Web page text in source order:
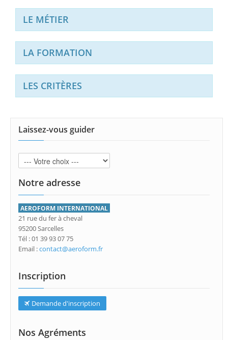
LE MÉTIER
LA FORMATION
LES CRITÈRES
Laissez-vous guider
Notre adresse
AEROFORM INTERNATIONAL
21 rue du fer à cheval
95200 Sarcelles
Tél : 01 39 93 07 75
Email :contact@aeroform.fr
Inscription
Demande d'inscription
Nos Agréments